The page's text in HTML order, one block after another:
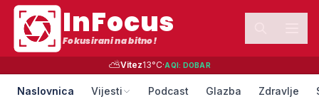
InFocus
Fokusirani na bitno!
⛅Vitez13°C·AQI: DOBAR
Naslovnica Vijesti Podcast Glazba Zdravlje